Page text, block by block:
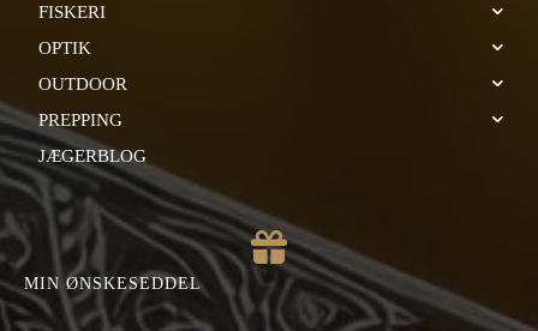
FISKERI
OPTIK
OUTDOOR
PREPPING
JÆGERBLOG
MIN ØNSKESEDDEL